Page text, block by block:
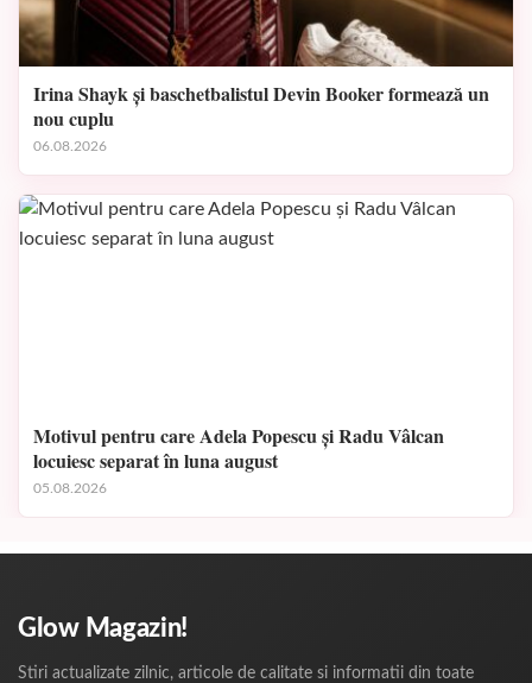
Irina Shayk și baschetbalistul Devin Booker formează un
nou cuplu
06.08.2026
Motivul pentru care Adela Popescu și Radu Vâlcan
locuiesc separat în luna august
05.08.2026
Glow Magazin!
Stiri actualizate zilnic, articole de calitate si informatii din toate